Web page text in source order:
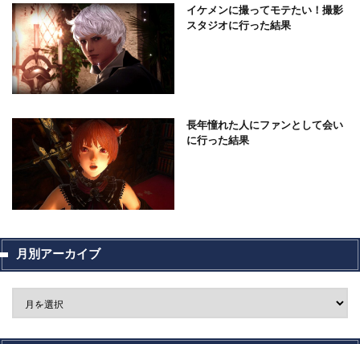
イケメンに撮ってモテたい！撮影
スタジオに行った結果
長年憧れた人にファンとして会い
に行った結果
月別アーカイブ